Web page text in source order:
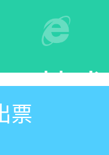
云技术
票